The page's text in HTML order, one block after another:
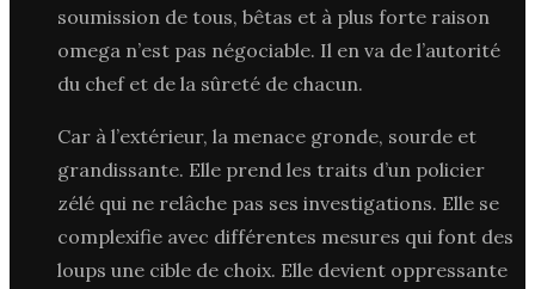
soumission de tous, bêtas et à plus forte raison
omega n’est pas négociable. Il en va de l’autorité
du chef et de la sûreté de chacun.
Car à l’extérieur, la menace gronde, sourde et
grandissante. Elle prend les traits d’un policier
zélé qui ne relâche pas ses investigations. Elle se
complexifie avec différentes mesures qui font des
loups une cible de choix. Elle devient oppressante